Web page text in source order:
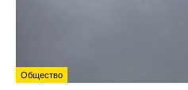
Общество